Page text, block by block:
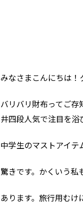
みなさまこんにちは！
バリバリ財布ってご
井四段人気で注目を
中学生のマストアイ
驚きです。かくいう
あります。旅行用むけ